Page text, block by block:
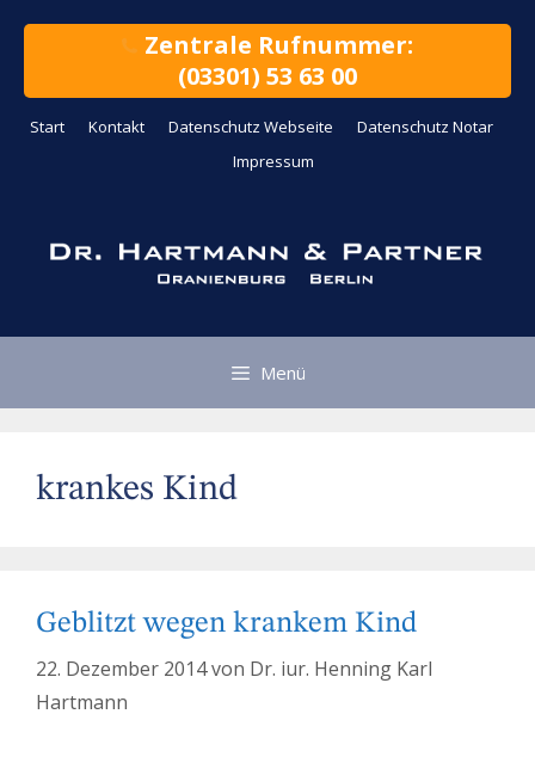
Zentrale Rufnummer:
(03301) 53 63 00
Start Kontakt Datenschutz Webseite
Datenschutz Notar
Impressum
Menü
krankes Kind
Geblitzt wegen krankem Kind
22. Dezember 2014von Dr. iur. Henning Karl
Hartmann